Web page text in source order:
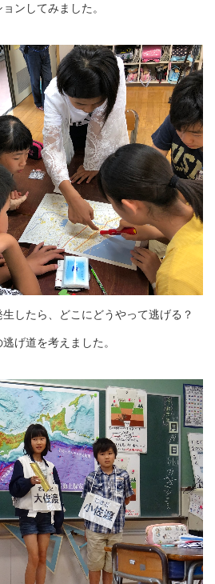
ンしてみました。
したら、どこにどうやって逃げる？
げ道を考えました。